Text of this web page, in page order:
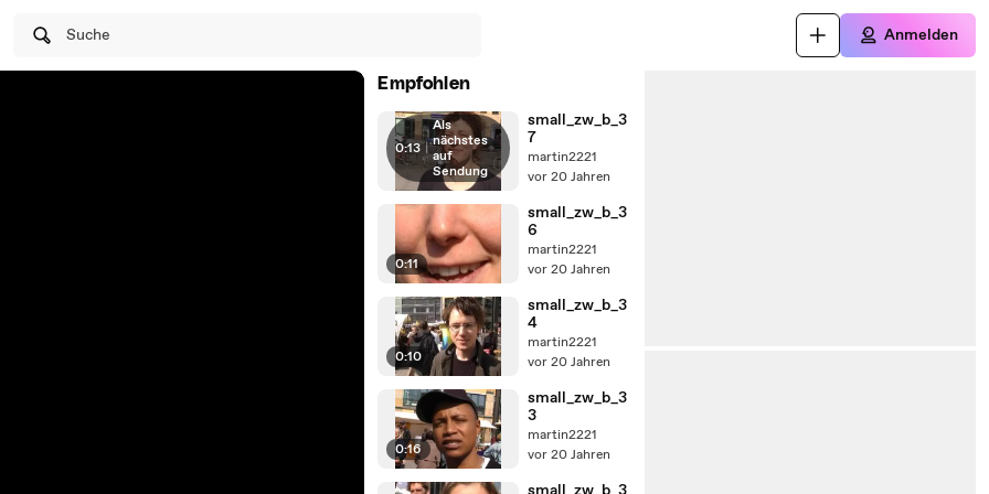
Suche Anmelden
Empfohlen
0:13 |
Als
nächstes
auf
Sendung
small_zw_b_3
7
martin2221
vor 20 Jahren
0:11
small_zw_b_3
6
martin2221
vor 20 Jahren
0:10
small_zw_b_3
4
martin2221
vor 20 Jahren
0:16
small_zw_b_3
3
martin2221
vor 20 Jahren